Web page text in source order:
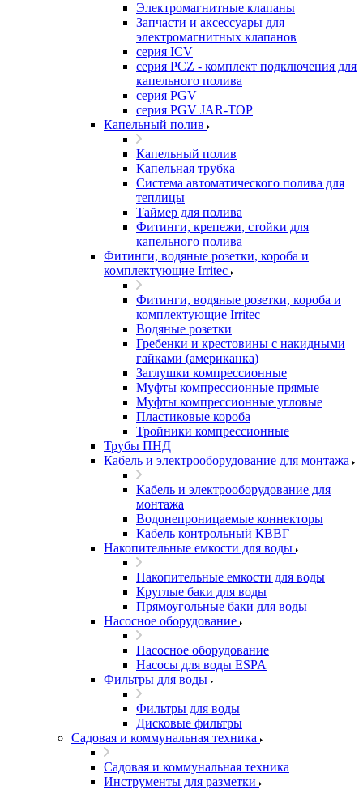
Электромагнитные клапаны
Запчасти и аксессуары для
электромагнитных клапанов
серия ICV
серия PCZ - комплект подключения для
капельного полива
серия PGV
серия PGV JAR-TOP
Капельный полив
Капельный полив
Капельная трубка
Система автоматического полива для
теплицы
Таймер для полива
Фитинги, крепежи, стойки для
капельного полива
Фитинги, водяные розетки, короба и
комплектующие Irritec
Фитинги, водяные розетки, короба и
комплектующие Irritec
Водяные розетки
Гребенки и крестовины с накидными
гайками (американка)
Заглушки компрессионные
Муфты компрессионные прямые
Муфты компрессионные угловые
Пластиковые короба
Тройники компрессионные
Трубы ПНД
Кабель и электрооборудование для монтажа
Кабель и электрооборудование для
монтажа
Водонепроницаемые коннекторы
Кабель контрольный КВВГ
Накопительные емкости для воды
Накопительные емкости для воды
Круглые баки для воды
Прямоугольные баки для воды
Насосное оборудование
Насосное оборудование
Насосы для воды ESPA
Фильтры для воды
Фильтры для воды
Дисковые фильтры
Садовая и коммунальная техника
Садовая и коммунальная техника
Инструменты для разметки